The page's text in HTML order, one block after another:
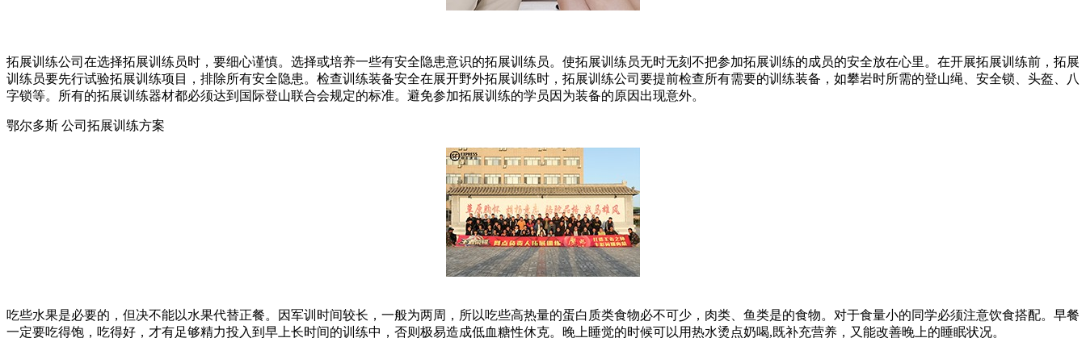
拓展训练公司在选择拓展训练员时，要细心谨慎。选择或培养一些有安全隐患意识的拓展训练员。使拓展训练员无时无刻不把参加拓展训练的成员的安全放在心里。在开展拓展训练前，拓展
训练员要先行试验拓展训练项目，排除所有安全隐患。检查训练装备安全在展开野外拓展训练时，拓展训练公司要提前检查所有需要的训练装备，如攀岩时所需的登山绳、安全锁、头盔、八
字锁等。所有的拓展训练器材都必须达到国际登山联合会规定的标准。避免参加拓展训练的学员因为装备的原因出现意外。
鄂尔多斯 公司拓展训练方案
吃些水果是必要的，但决不能以水果代替正餐。因军训时间较长，一般为两周，所以吃些高热量的蛋白质类食物必不可少，肉类、鱼类是的食物。对于食量小的同学必须注意饮食搭配。早餐
一定要吃得饱，吃得好，才有足够精力投入到早上长时间的训练中，否则极易造成低血糖性休克。晚上睡觉的时候可以用热水烫点奶喝,既补充营养，又能改善晚上的睡眠状况。